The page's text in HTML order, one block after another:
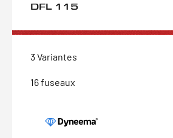
DFL 115
3 Variantes
16 fuseaux